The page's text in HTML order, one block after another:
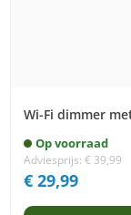
Wi-Fi dimmer
Op voorraad
Adviesprijs: €39,99
€29,99